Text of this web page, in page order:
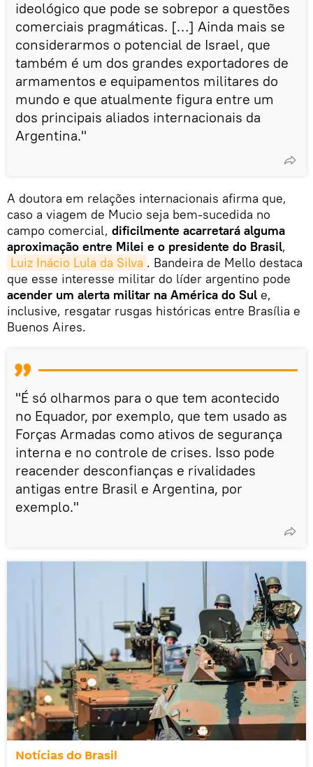
ideológico que pode se sobrepor a questões
comerciais pragmáticas. […] Ainda mais se
considerarmos o potencial de Israel, que
também é um dos grandes exportadores de
armamentos e equipamentos militares do
mundo e que atualmente figura entre um
dos principais aliados internacionais da
Argentina."
A doutora em relações internacionais afirma que,
caso a viagem de Mucio seja bem-sucedida no
campo comercial, dificilmente acarretará alguma
aproximação entre Milei e o presidente do Brasil,
Luiz Inácio Lula da Silva . Bandeira de Mello destaca
que esse interesse militar do líder argentino pode
acender um alerta militar na América do Sul e,
inclusive, resgatar rusgas históricas entre Brasília e
Buenos Aires.
"É só olharmos para o que tem acontecido
no Equador, por exemplo, que tem usado as
Forças Armadas como ativos de segurança
interna e no controle de crises. Isso pode
reacender desconfianças e rivalidades
antigas entre Brasil e Argentina, por
exemplo."
Notícias do Brasil